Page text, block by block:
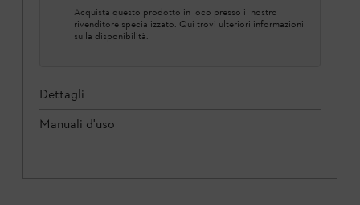
Acquista questo prodotto in loco presso il nostro
rivenditore specializzato. Qui trovi ulteriori informazioni
sulla disponibilità.
Dettagli
Manuali d'uso